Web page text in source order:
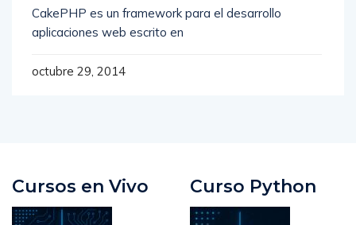
CakePHP es un framework para el desarrollo
aplicaciones web escrito en
octubre 29, 2014
Cursos en Vivo Curso Python